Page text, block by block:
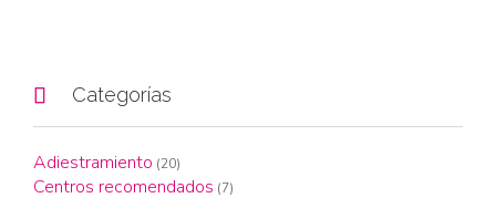
 Categorías
Adiestramiento (20)
Centros recomendados (7)